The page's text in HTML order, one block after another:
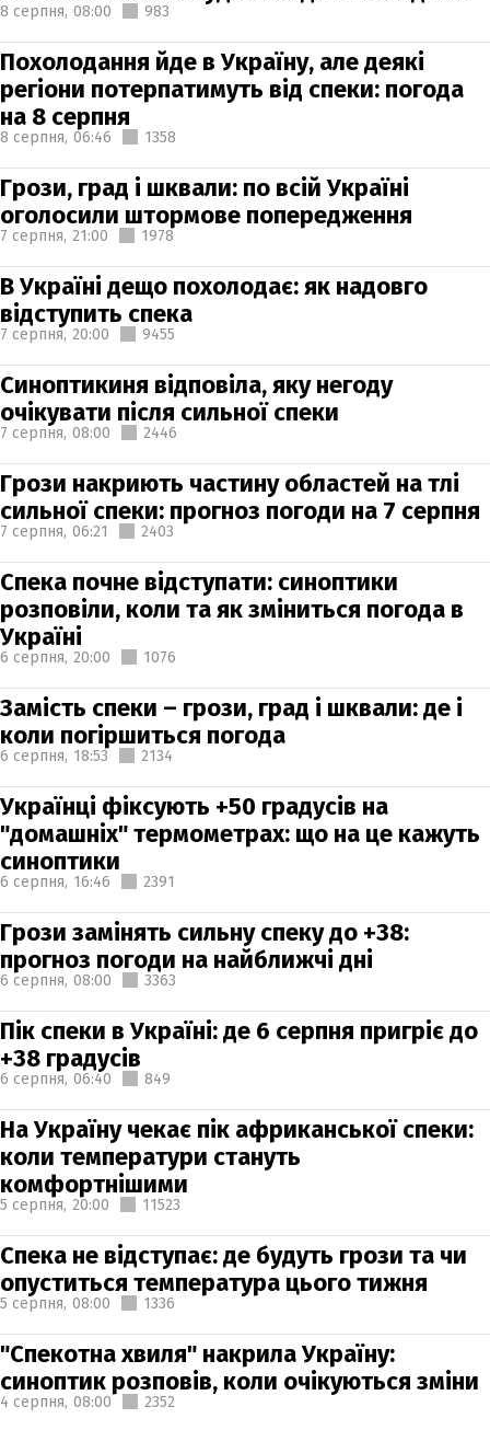
8 серпня, 08:00 983
Похолодання йде в Україну, але деякі
регіони потерпатимуть від спеки: погода
на 8 серпня
8 серпня, 06:46 1358
Грози, град і шквали: по всій Україні
оголосили штормове попередження
7 серпня, 21:00 1978
В Україні дещо похолодає: як надовго
відступить спека
7 серпня, 20:00 9455
Синоптикиня відповіла, яку негоду
очікувати після сильної спеки
7 серпня, 08:00 2446
Грози накриють частину областей на тлі
сильної спеки: прогноз погоди на 7 серпня
7 серпня, 06:21 2403
Спека почне відступати: синоптики
розповіли, коли та як зміниться погода в
Україні
6 серпня, 20:00 1076
Замість спеки – грози, град і шквали: де і
коли погіршиться погода
6 серпня, 18:53 2134
Українці фіксують +50 градусів на
"домашніх" термометрах: що на це кажуть
синоптики
6 серпня, 16:46 2391
Грози замінять сильну спеку до +38:
прогноз погоди на найближчі дні
6 серпня, 08:00 3363
Пік спеки в Україні: де 6 серпня пригріє до
+38 градусів
6 серпня, 06:40 849
На Україну чекає пік африканської спеки:
коли температури стануть
комфортнішими
5 серпня, 20:00 11523
Спека не відступає: де будуть грози та чи
опуститься температура цього тижня
5 серпня, 08:00 1336
"Спекотна хвиля" накрила Україну:
синоптик розповів, коли очікуються зміни
4 серпня, 08:00 2352